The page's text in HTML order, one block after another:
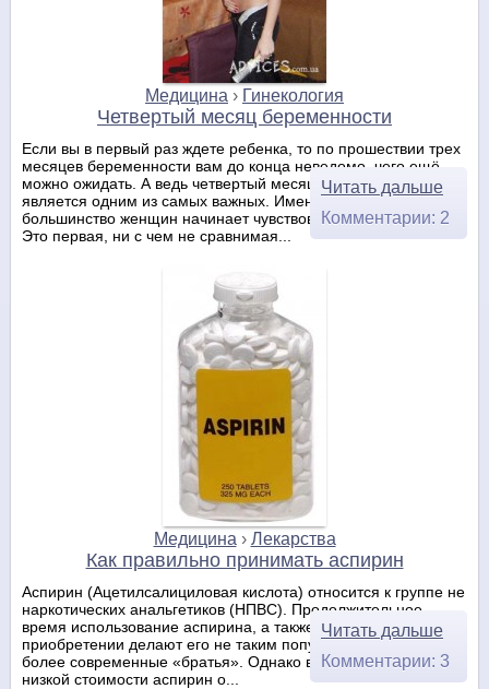
Медицина › Гинекология
Четвертый месяц беременности
Если вы в первый раз ждете ребенка, то по прошествии трех
месяцев беременности вам до конца неведомо, чего ещё
можно ожидать. А ведь четвертый месяц беременности
является одним из самых важных. Именно сейчас
большинство женщин начинает чувствовать движение плода.
Это первая, ни с чем не сравнимая...
Читать дальше
Комментарии: 2
Медицина › Лекарства
Как правильно принимать аспирин
Аспирин (Ацетилсалициловая кислота) относится к группе не
наркотических анальгетиков (НПВС). Продолжительное
время использование аспирина, а также его доступность при
приобретении делают его не таким популярным, как его
более современные «братья». Однако в результате своей
низкой стоимости аспирин о...
Читать дальше
Комментарии: 3